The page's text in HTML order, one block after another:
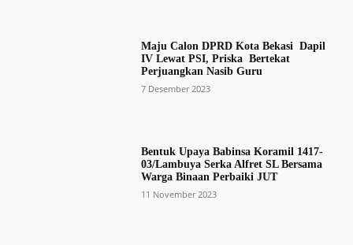
Maju Calon DPRD Kota Bekasi Dapil
IV Lewat PSI, Priska Bertekat
Perjuangkan Nasib Guru
7 Desember 2023
Bentuk Upaya Babinsa Koramil 1417-
03/Lambuya Serka Alfret SL Bersama
Warga Binaan Perbaiki JUT
11 November 2023